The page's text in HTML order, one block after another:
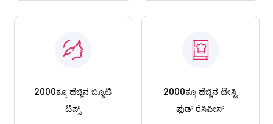
2000ಕ್ಕೂ ಹೆಚ್ಚಿನ ಬ್ಯೂಟಿ
ಟಿಪ್ಸ್
2000ಕ್ಕೂ ಹೆಚ್ಚಿನ ಟೇಸ್ಟಿ
ಫುಡ್ ರೆಸಿಪೀಸ್